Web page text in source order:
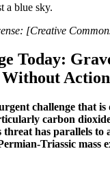
a blue sky.
: [Creative
Today:
WithoutAction
challenge that is
carbon
threat has parallels to
-Triassic mass